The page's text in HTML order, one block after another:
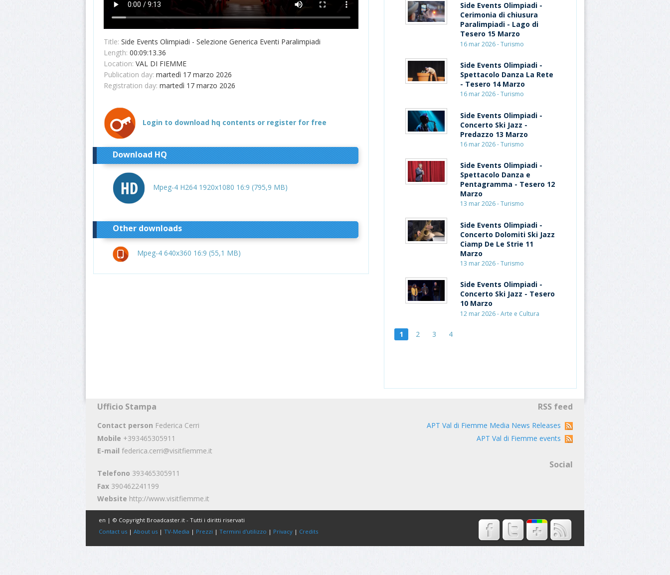
Title: Side Events Olimpiadi - Selezione Generica Eventi Paralimpiadi
Length: 00:09:13.36
Location: VAL DI FIEMME
Publication day: martedì 17 marzo 2026
Registration day: martedì 17 marzo 2026
Login to download hq contents or register for free
Download HQ
Mpeg-4 H264 1920x1080 16:9 (795,9 MB)
Other downloads
Mpeg-4 640x360 16:9 (55,1 MB)
Side Events Olimpiadi -
Cerimonia di chiusura
Paralimpiadi - Lago di
Tesero 15 Marzo
16 mar 2026 - Turismo
Side Events Olimpiadi -
Spettacolo Danza La Rete
- Tesero 14 Marzo
16 mar 2026 - Turismo
Side Events Olimpiadi -
Concerto Ski Jazz -
Predazzo 13 Marzo
16 mar 2026 - Turismo
Side Events Olimpiadi -
Spettacolo Danza e
Pentagramma - Tesero 12
Marzo
13 mar 2026 - Turismo
Side Events Olimpiadi -
Concerto Dolomiti Ski Jazz
Ciamp De Le Strie 11
Marzo
13 mar 2026 - Turismo
Side Events Olimpiadi -
Concerto Ski Jazz - Tesero
10 Marzo
12 mar 2026 - Arte e Cultura
1 2 3 4
Ufficio Stampa
Contact person Federica Cerri
Mobile +393465305911
E-mail federica.cerri@visitfiemme.it
Telefono 393465305911
Fax 390462241199
Website http://www.visitfiemme.it
RSS feed
APT Val di Fiemme Media News Releases
APT Val di Fiemme events
Social
en | © Copyright Broadcaster.it - Tutti i diritti riservati
Contact us |About us |TV-Media | Prezzi |Termini d'utilizzo | Privacy | Credits